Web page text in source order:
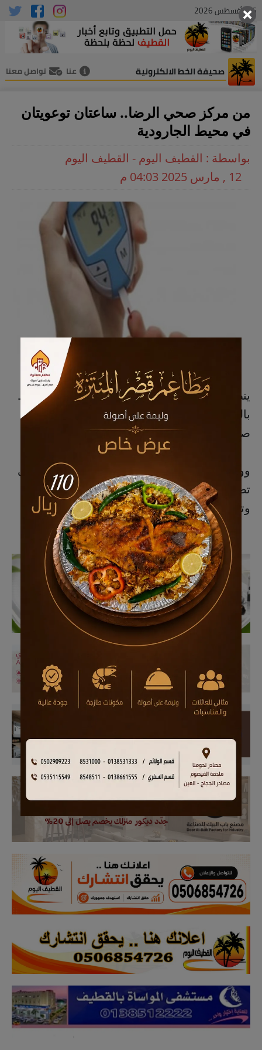
06 , أغسطس 2026
صحيفة الخط الالكترونية عنا تواصل معنا
من مركز صحي الرضا.. ساعتان توعويتان
في محيط الجارودية
بواسطة : القطيف اليوم - القطيف اليوم
12 , مارس 2025 04:03 م
ينظم مركز صحي الرضا بالتعاون مع نادي المحيط
بالجارودية فعالية البرنامج التوعوي "رمضان
صحي" يوم الأربعاء 12 رمضان 1446.
ووجهت الجهة المنظمة دعوة لحضور الفعالية التي
تضم ركن اعرف أرقامك وركن استشارات طبية،
وتقام من الساعة 9 إلى 11 مساء.